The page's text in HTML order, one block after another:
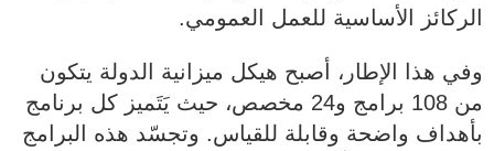
الركائز الأساسية للعمل العمومي.
وفي هذا الإطار، أصبح هيكل ميزانية الدولة يتكون
من 108 برامج و24 مخصص، حيث يَتَميز كل برنامج
بأهداف واضحة وقابلة للقياس. وتجسّد هذه البرامج